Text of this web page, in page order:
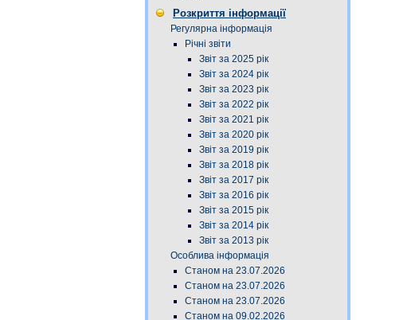
Розкриття інформації
Регулярна інформація
Річні звіти
Звіт за 2025 рік
Звіт за 2024 рік
Звіт за 2023 рік
Звіт за 2022 рік
Звіт за 2021 рік
Звіт за 2020 рік
Звіт за 2019 рік
Звіт за 2018 рік
Звіт за 2017 рік
Звіт за 2016 рік
Звіт за 2015 рік
Звіт за 2014 рік
Звіт за 2013 рік
Особлива інформація
Станом на 23.07.2026
Станом на 23.07.2026
Станом на 23.07.2026
Станом на 09.02.2026